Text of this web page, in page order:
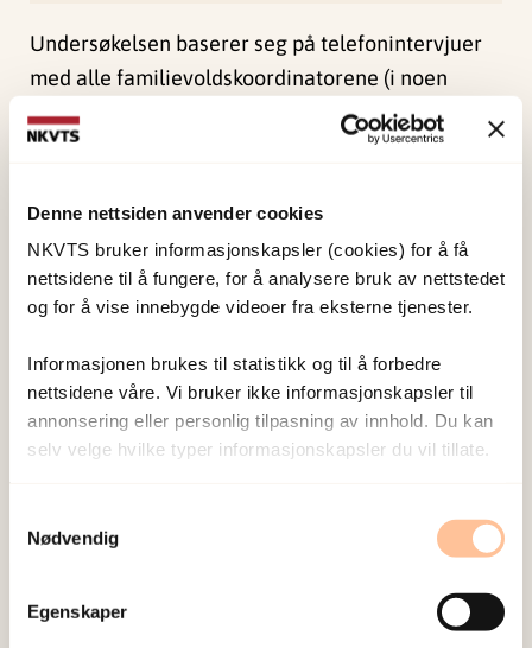
Denne nettsiden anvender cookies
NKVTS bruker informasjonskapsler (cookies) for å få
nettsidene til å fungere, for å analysere bruk av nettstedet
og for å vise innebygde videoer fra eksterne tjenester.
Informasjonen brukes til statistikk og til å forbedre
nettsidene våre. Vi bruker ikke informasjonskapsler til
annonsering eller personlig tilpasning av innhold. Du kan
selv velge hvilke typer informasjonskapsler du vil tillate.
Nødvendig
Egenskaper
Undersøkelsen baserer seg på telefonintervjuer
med alle familievoldskoordinatorene (i noen
tilfeller med vikarer) i tidsrommet mai til august
2003.Noen av koordinatorene er kontaktet flere
tilleggsopplysninger som ikke kom fram i den
første samtalen.
Det er familievoldskoordinatorenes egne
notatet, og det gir noen klare begrensninger. En
grundig evaluering av ordningen ville måtte
omfatte flere aktører i tillegg.
Sist redigert: